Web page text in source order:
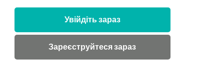
Увійдіть зараз
Зареєструйтеся зараз